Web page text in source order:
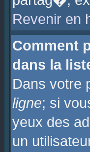
Revenir en
Comment
dans la
Dans votre
ligne; si
yeux des
un